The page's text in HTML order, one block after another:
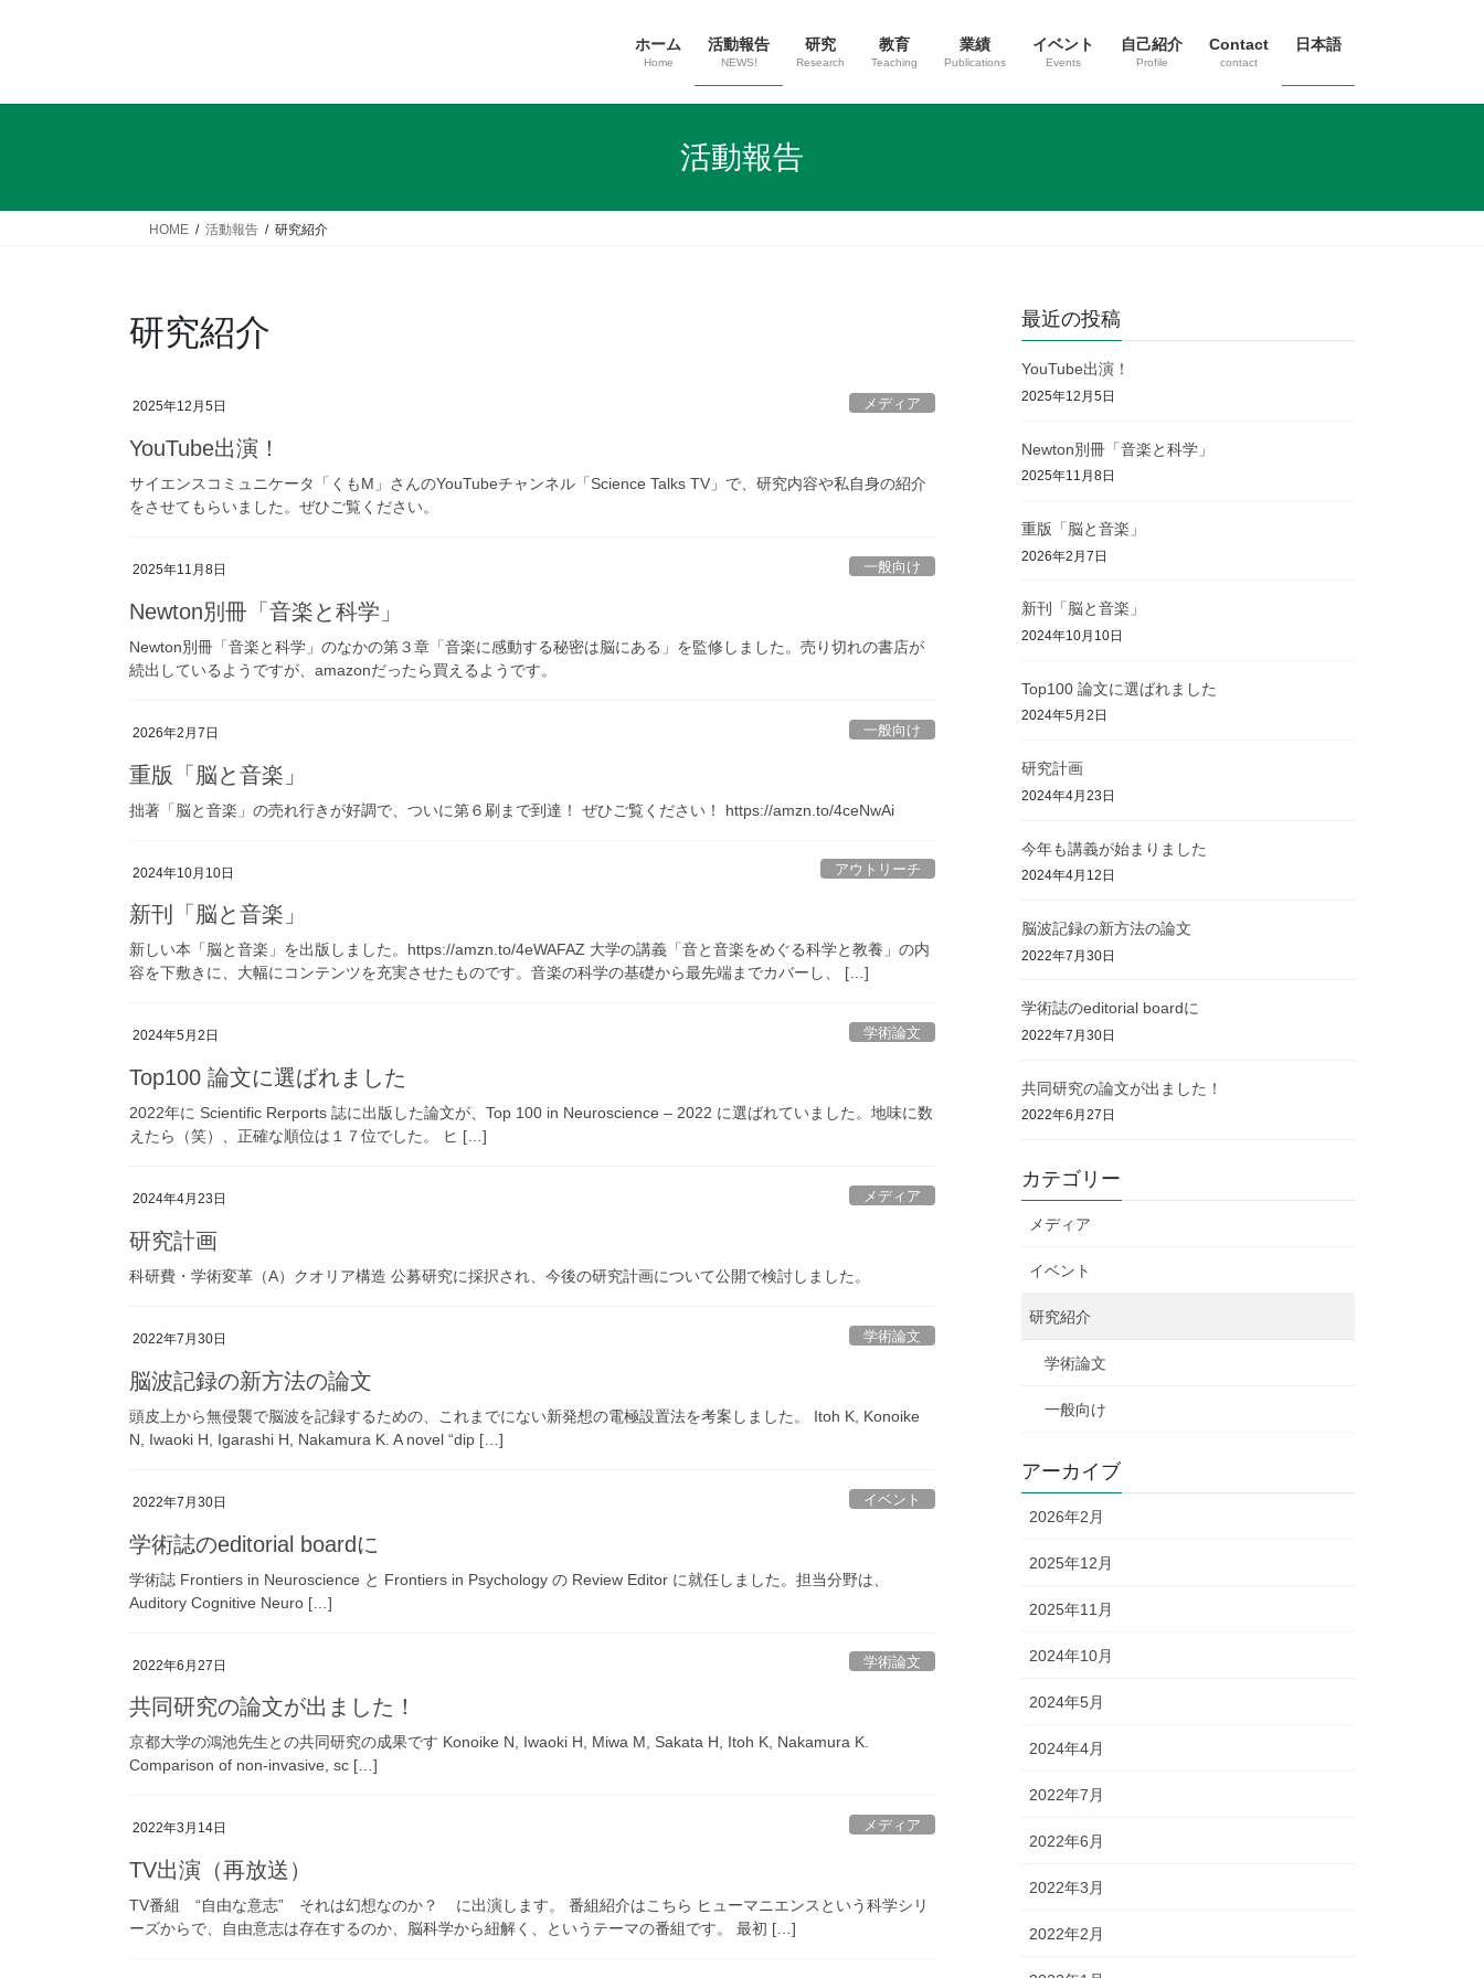
ホーム
Home
活動報告
NEWS!
研究
Research
教育
Teaching
業績
Publications
イベント
Events
自己紹介
Profile
Contact
contact
日本語
活動報告
HOME 活動報告 研究紹介
研究紹介
2025年12月5日 メディア
YouTube出演！
サイエンスコミュニケータ「くもM」さんのYouTubeチャンネル「Science Talks TV」で、研究内容や私自身の紹介
をさせてもらいました。ぜひご覧ください。
2025年11月8日 一般向け
Newton別冊「音楽と科学」
Newton別冊「音楽と科学」のなかの第３章「音楽に感動する秘密は脳にある」を監修しました。売り切れの書店が
続出しているようですが、amazonだったら買えるようです。
2026年2月7日 一般向け
重版「脳と音楽」
拙著「脳と音楽」の売れ行きが好調で、ついに第６刷まで到達！ ぜひご覧ください！ https://amzn.to/4ceNwAi
2024年10月10日 アウトリーチ
新刊「脳と音楽」
新しい本「脳と音楽」を出版しました。https://amzn.to/4eWAFAZ 大学の講義「音と音楽をめぐる科学と教養」の内
容を下敷きに、大幅にコンテンツを充実させたものです。音楽の科学の基礎から最先端までカバーし、 […]
2024年5月2日 学術論文
Top100 論文に選ばれました
2022年に Scientific Rerports 誌に出版した論文が、Top 100 in Neuroscience – 2022 に選ばれていました。地味に数
えたら（笑）、正確な順位は１７位でした。 ヒ […]
2024年4月23日 メディア
研究計画
科研費・学術変革（A）クオリア構造 公募研究に採択され、今後の研究計画について公開で検討しました。
2022年7月30日 学術論文
脳波記録の新方法の論文
頭皮上から無侵襲で脳波を記録するための、これまでにない新発想の電極設置法を考案しました。 Itoh K, Konoike
N, Iwaoki H, Igarashi H, Nakamura K. A novel “dip […]
2022年7月30日 イベント
学術誌のeditorial boardに
学術誌 Frontiers in Neuroscience と Frontiers in Psychology の Review Editor に就任しました。担当分野は、
Auditory Cognitive Neuro […]
2022年6月27日 学術論文
共同研究の論文が出ました！
京都大学の鴻池先生との共同研究の成果です Konoike N, Iwaoki H, Miwa M, Sakata H, Itoh K, Nakamura K.
Comparison of non-invasive, sc […]
2022年3月14日 メディア
TV出演（再放送）
TV番組 “自由な意志” それは幻想なのか？ に出演します。 番組紹介はこちら ヒューマニエンスという科学シリ
ーズからで、自由意志は存在するのか、脳科学から紐解く、というテーマの番組です。 最初 […]
最近の投稿
YouTube出演！
2025年12月5日
Newton別冊「音楽と科学」
2025年11月8日
重版「脳と音楽」
2026年2月7日
新刊「脳と音楽」
2024年10月10日
Top100 論文に選ばれました
2024年5月2日
研究計画
2024年4月23日
今年も講義が始まりました
2024年4月12日
脳波記録の新方法の論文
2022年7月30日
学術誌のeditorial boardに
2022年7月30日
共同研究の論文が出ました！
2022年6月27日
カテゴリー
メディア
イベント
研究紹介
学術論文
一般向け
アーカイブ
2026年2月
2025年12月
2025年11月
2024年10月
2024年5月
2024年4月
2022年7月
2022年6月
2022年3月
2022年2月